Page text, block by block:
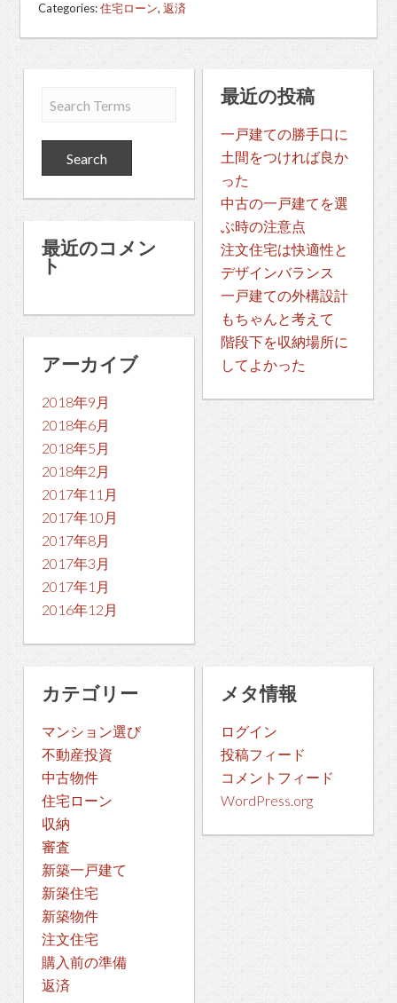
Categories:住宅ローン,返済
最近の投稿
一戸建ての勝手口に
土間をつければ良か
った
中古の一戸建てを選
ぶ時の注意点
注文住宅は快適性と
デザインバランス
一戸建ての外構設計
もちゃんと考えて
階段下を収納場所に
してよかった
最近のコメン
ト
アーカイブ
2018年9月
2018年6月
2018年5月
2018年2月
2017年11月
2017年10月
2017年8月
2017年3月
2017年1月
2016年12月
カテゴリー
マンション選び
不動産投資
中古物件
住宅ローン
収納
審査
新築一戸建て
新築住宅
新築物件
注文住宅
購入前の準備
返済
メタ情報
ログイン
投稿フィード
コメントフィード
WordPress.org